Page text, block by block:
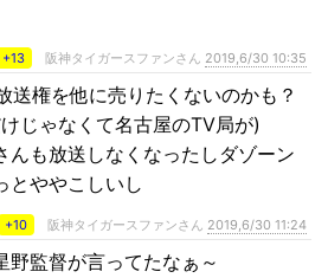
+13 阪神タイガースファンさん 2019,6/30 10:35
送権を他に売りたくないのかも？
じゃなくて名古屋のTV局が)
んも放送しなくなったしダゾーン
とややこしいし
+10 阪神タイガースファンさん 2019,6/30 11:24
野監督が言ってたなぁ～